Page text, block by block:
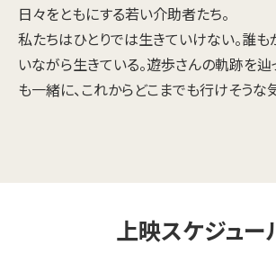
日々をともにする若い介助者たち。
私たちはひとりでは生きていけない。誰も
いながら生きている。遊歩さんの軌跡を辿
も一緒に、これからどこまでも行けそうな
上映スケジュー